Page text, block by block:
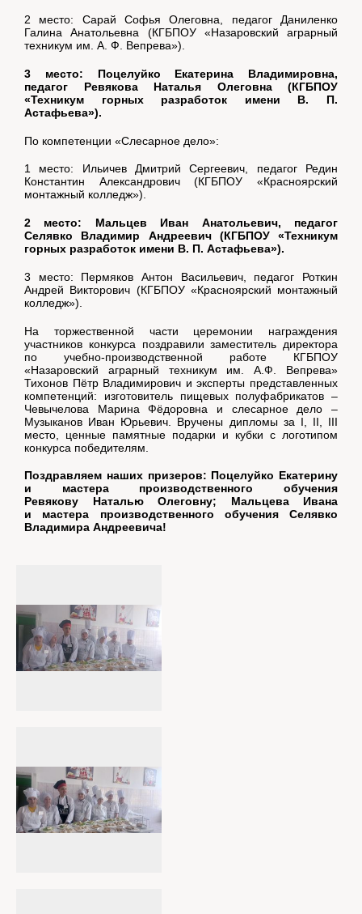
2 место: Сарай Софья Олеговна, педагог Даниленко
Галина Анатольевна (КГБПОУ «Назаровский аграрный
техникум им. А. Ф. Вепрева»).
3 место: Поцелуйко Екатерина Владимировна,
педагог Ревякова Наталья Олеговна (КГБПОУ
«Техникум горных разработок имени В. П.
Астафьева»).
По компетенции «Слесарное дело»:
1 место: Ильичев Дмитрий Сергеевич, педагог Редин
Константин Александрович (КГБПОУ «Красноярский
монтажный колледж»).
2 место: Мальцев Иван Анатольевич, педагог
Селявко Владимир Андреевич (КГБПОУ «Техникум
горных разработок имени В. П. Астафьева»).
3 место: Пермяков Антон Васильевич, педагог Роткин
Андрей Викторович (КГБПОУ «Красноярский монтажный
колледж»).
На торжественной части церемонии награждения
участников конкурса поздравили заместитель директора
по учебно-производственной работе КГБПОУ
«Назаровский аграрный техникум им. А.Ф. Вепрева»
Тихонов Пётр Владимирович и эксперты представленных
компетенций: изготовитель пищевых полуфабрикатов –
Чевычелова Марина Фёдоровна и слесарное дело –
Музыканов Иван Юрьевич. Вручены дипломы за I, II, III
место, ценные памятные подарки и кубки с логотипом
конкурса победителям.
Поздравляем наших призеров: Поцелуйко Екатерину
и мастера производственного обучения
Ревякову Наталью Олеговну; Мальцева Ивана
и мастера производственного обучения Селявко
Владимира Андреевича!